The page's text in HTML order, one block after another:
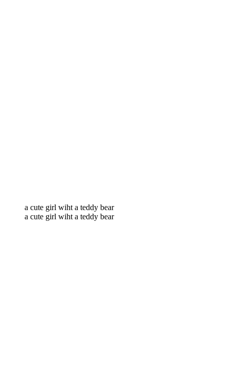
a cute girl wiht a teddy bear
a cute girl wiht a teddy bear